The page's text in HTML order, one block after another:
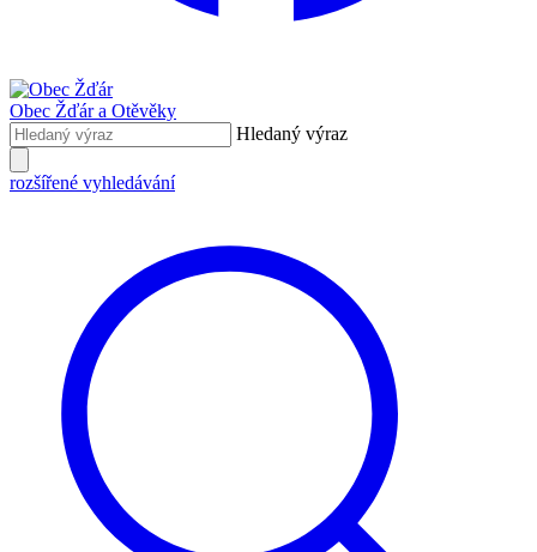
Obec Žďár a Otěvěky
Hledaný výraz
rozšířené vyhledávání